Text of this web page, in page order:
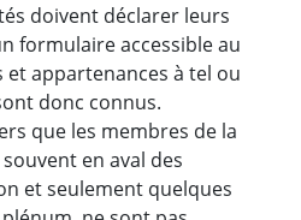
doivent déclarer leurs
formulaire accessible au
appartenances à tel ou
donc connus.
que les membres de la
en aval des
et seulement quelques